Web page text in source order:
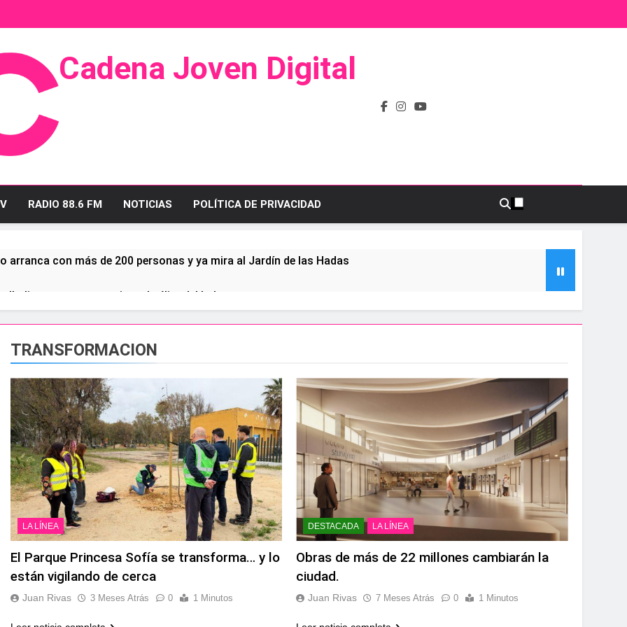
Cadena Joven Digital
Radio Y Televisión
RADIO 88.6 FM NOTICIAS POLÍTICA DE PRIVACIDAD
arranca con más de 200 personas y ya mira al Jardín de las Hadas
linense tras conquistar la élite del baloncesto
el circuito nacional de vóley playa tres estrellas y el Campeonato de España sub-19
el Campeonato de Europa de Beach Sprint 2026 con más de 1.200 deportistas de 30 países
lleva a cabo trabajos de mejora y mantenimiento en las zonas infantiles del Parque Feria
2026 echa el cierre con éxito rotundo
y el Banco de Alimentos del Campo de Gibraltar renuevan su convenio de colaboración
despedir la feria. Ojo si vas a Santa Bárbara
por todo lo alto: Antonio José, fuegos artificiales y música hasta el amanecer
TRANSFORMACION
LA LÍNEA
El Parque Princesa Sofía se transforma… y lo
están vigilando de cerca
Juan Rivas 3 Meses Atrás 0 1 Minutos
DESTACADA LA LÍNEA
Obras de más de 22 millones cambiarán la
ciudad.
Juan Rivas 7 Meses Atrás 0 1 Minutos